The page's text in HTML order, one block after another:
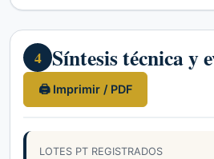
4 Síntesis técnica y
🖨 Imprimir / PDF
LOTES PT REGISTRADOS